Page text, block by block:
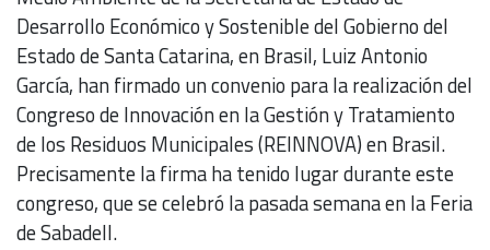
Desarrollo Económico y Sostenible del Gobierno del
Estado de Santa Catarina, en Brasil, Luiz Antonio
García, han firmado un convenio para la realización del
Congreso de Innovación en la Gestión y Tratamiento
de los Residuos Municipales (REINNOVA) en Brasil.
Precisamente la firma ha tenido lugar durante este
congreso, que se celebró la pasada semana en la Feria
de Sabadell.